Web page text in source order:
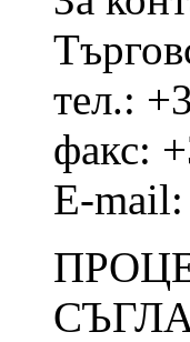
тел.:
факс:
E-mail: